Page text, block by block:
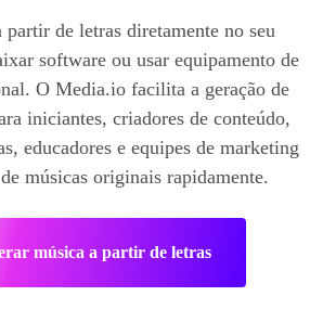
partir de letras diretamente no seu
software ou usar equipamento de
O Media.io facilita a geração de
iniciantes, criadores de conteúdo,
educadores e equipes de marketing
músicas originais rapidamente.
música a partir de letras